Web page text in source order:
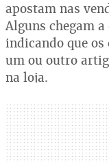
apostam nas
Alguns chegam
indicando que
um ou outro
na loja.